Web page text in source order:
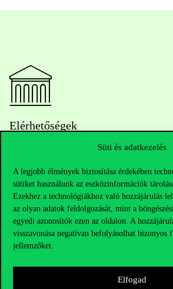
Süti és adatkezelés
A legjobb élmények biztosítása érdekében
sütiket használunk az eszközinformációk
Ezekhez a technológiákhoz való hozzájárulás
az olyan adatok feldolgozását, mint a
egyedi azonosítók ezen az oldalon. A
visszavonása negatívan befolyásolhat bizonyos
jellemzőket.
Elfogad
Elérhetőségek
Telefonszám:+36 1 482 5000
Kérdésed van a felvételivel kapcsolatban?
Oktatói elérhetőségek